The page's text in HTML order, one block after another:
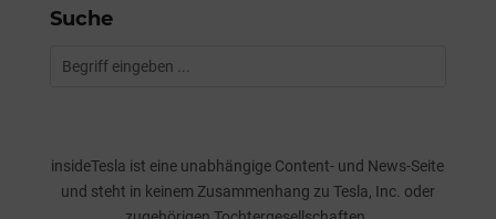
Suche
insideTesla ist eine unabhängige Content- und News-Seite
und steht in keinem Zusammenhang zu Tesla, Inc. oder